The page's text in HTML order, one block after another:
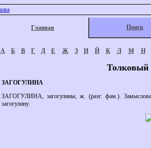
Главная Поиск
А Б В Г Д Е Ж З И Й К Л М Н
Толковый
ЗАГОГУЛИНА
ЗАГОГУЛИНА, загогулины, ж. (разг. фам.).
загогулину.